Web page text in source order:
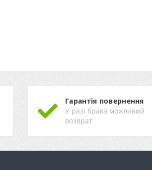
Гарантія повернення
У разі брака можливий
возврат